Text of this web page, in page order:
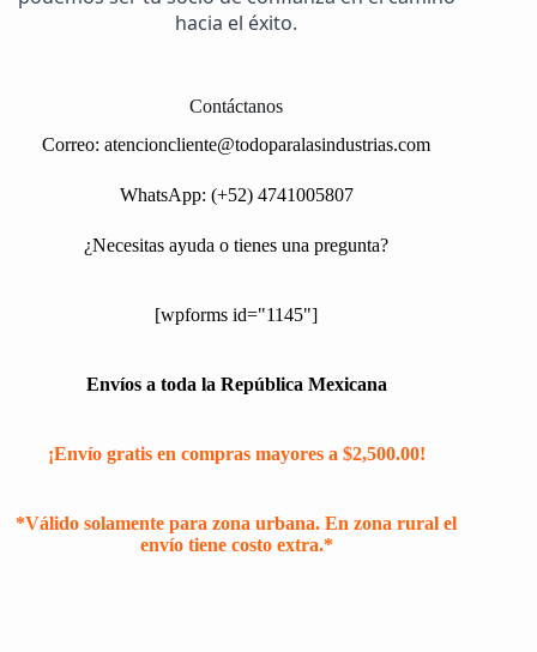
hacia el éxito.
Contáctanos
Correo:atencioncliente@todoparalasindustrias.com
WhatsApp: (+52) 4741005807
¿Necesitas ayuda o tienes una pregunta?
[wpforms id="1145"]
Envíos a toda la República Mexicana
¡Envío gratis en compras mayores a $2,500.00!
*Válido solamente para zona urbana. En zona rural el
envío tiene costo extra.*